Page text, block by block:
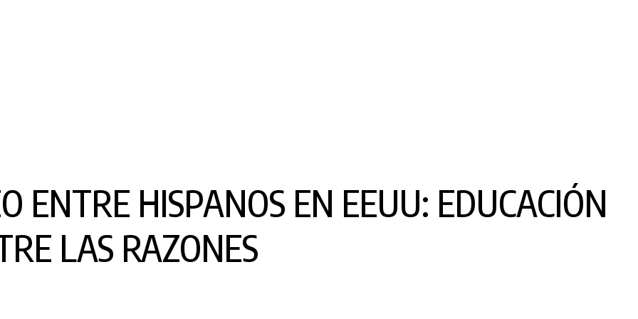
ENTRE HISPANOS EN EEUU: EDUCACIÓN
LAS RAZONES